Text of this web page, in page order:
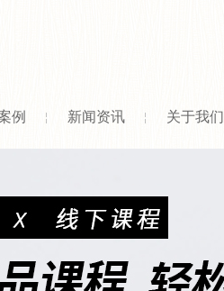
例 新闻资讯 关于我们